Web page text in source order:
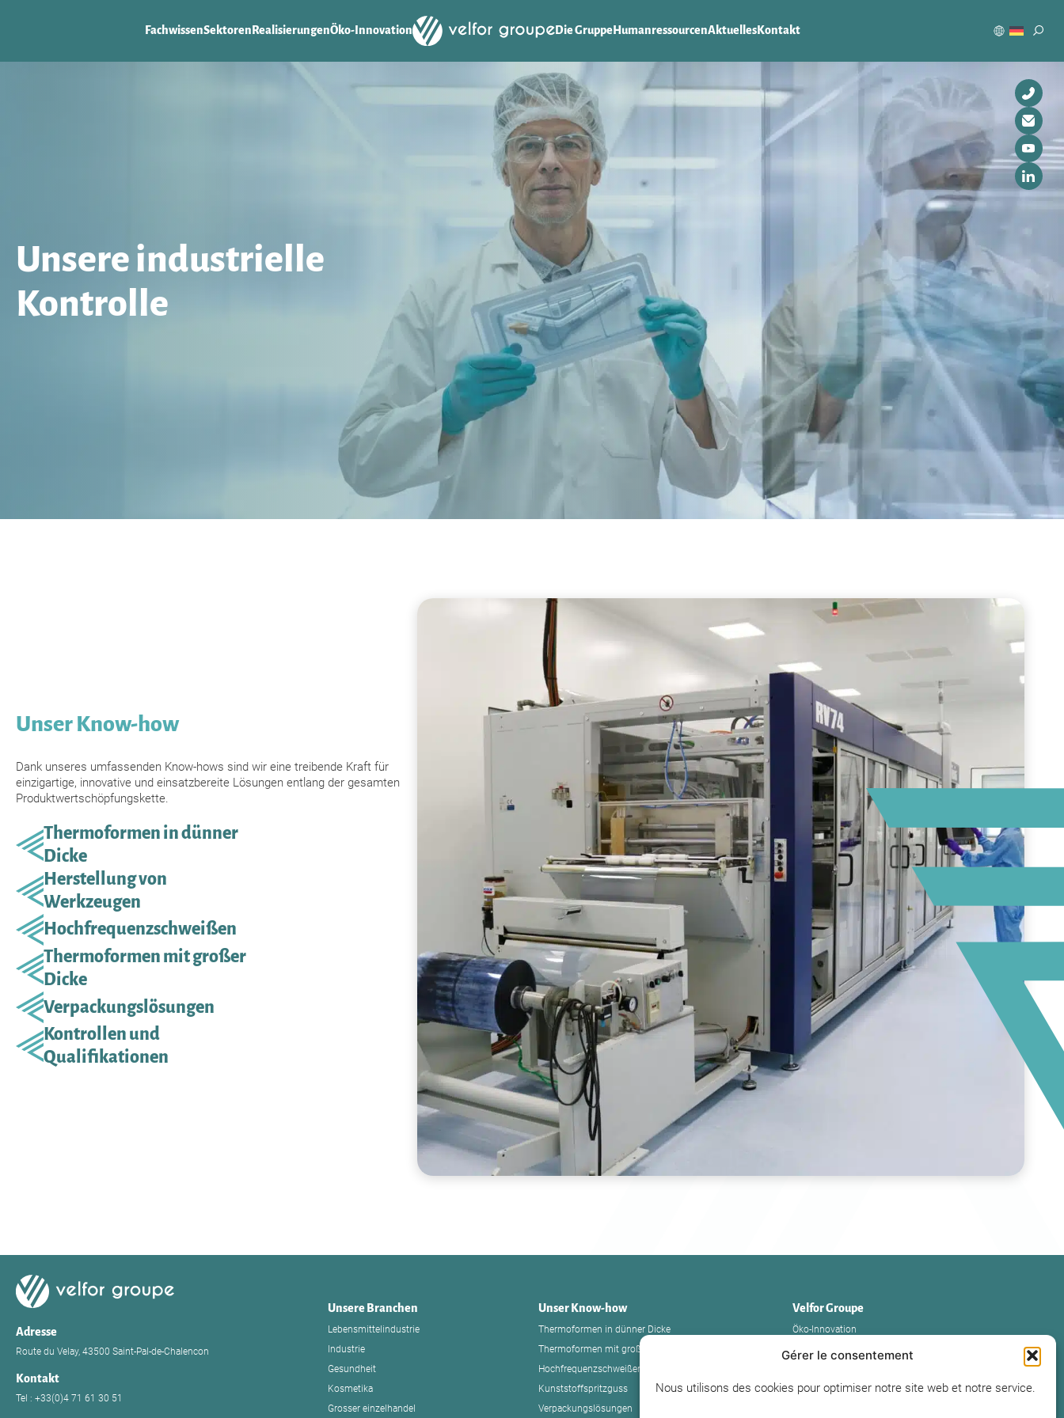
Gérer le consentement
Nous utilisons des cookies pour optimiser notre site web et notre service.
FachwissenSektorenRealisierungenÖko-Innovation Die GruppeHumanressourcenAktuellesKontakt
Unsere industrielle
Kontrolle
Unser Know-how
Dank unseres umfassenden Know-hows sind wir eine treibende Kraft für
einzigartige, innovative und einsatzbereite Lösungen entlang der gesamten
Produktwertschöpfungskette.
Thermoformen in dünner
Dicke
Herstellung von
Werkzeugen
Hochfrequenzschweißen
Thermoformen mit großer
Dicke
Verpackungslösungen
Kontrollen und
Qualifikationen
Adresse
Route du Velay, 43500 Saint-Pal-de-Chalencon
Kontakt
Tel : +33(0)4 71 61 30 51
Unsere Branchen
Lebensmittelindustrie
Industrie
Gesundheit
Kosmetika
Grosser einzelhandel
Unser Know-how
Thermoformen in dünner Dicke
Thermoformen mit großer Dicke
Hochfrequenzschweißen
Kunststoffspritzguss
Verpackungslösungen
Velfor Groupe
Öko-Innovation
Die Gruppe
Human Resources